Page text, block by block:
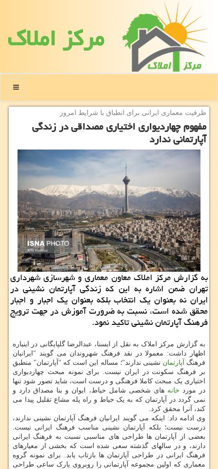
مركز املاك
منو
ظرفیت معماری ایرانی برای انطباق با شرایط امروز
مفهوم چهاردیواری اختیاری مصداقی در زندگی
آپارتمانی ندارد
به گزارش مرکز املاک معاون معماری و شهرسازی شهرداری
تهران ضمن اشاره به این که زندگی آپارتمان نشینی در
ایران نه بعنوان یک انتخاب بلکه بعنوان یک اجبار و اجبار
محقق شده است، نسبت به ضرورت آموزش در جهت ترویج
فرهنگ آپارتمان نشینی تاکید نمود.
به گزارش مرکز املاک به نقل از ایسنا، عبدالرضا گلپایگانی در اینباره
اظهار داشت: معمولا در نقد فرهنگ شهروندان می گویند "ایرانیان
فرهنگ آپارتمان نشینی ندارند"؛ مساله این است که "آپارتمان" منطبق
بر فرهنگ سکونت در ایران نیست. برای نمونه مبحث چهاردیواری
اختیاری یک مبحث کاملا فرهنگی و درست است، شاید تصور شود تنها
در مورد خانه های شخصی شامل حیاط، ایوان و بنا مصداق دارد و
نمی گردد در آپارتمان که به یک حیاط و راه پله مشاع تقلیل پیدا می
کند، آنرا محقق کرد.
وی ادامه داد: اینکه می گویند ایرانیان فرهنگ آپارتمان نشینی ندارند،
درست نیست؛ بلکه آپارتمان نشینی مناسب فرهنگ ایرانی نیست.
بعضی از آپارتمان ها طراحی های مناسبی نسبت به فرهنگ ایرانی
دارند، و در سالهای گذشته سعی شده است که بخشی از معیارهای
فرهنگ ایرانی در طراحی آپارتمان ها بازتاب یابد. برای نمونه گروه
معماری که اولین مجموعه آپارتمانی را روبروی پارک ساعی طراحی